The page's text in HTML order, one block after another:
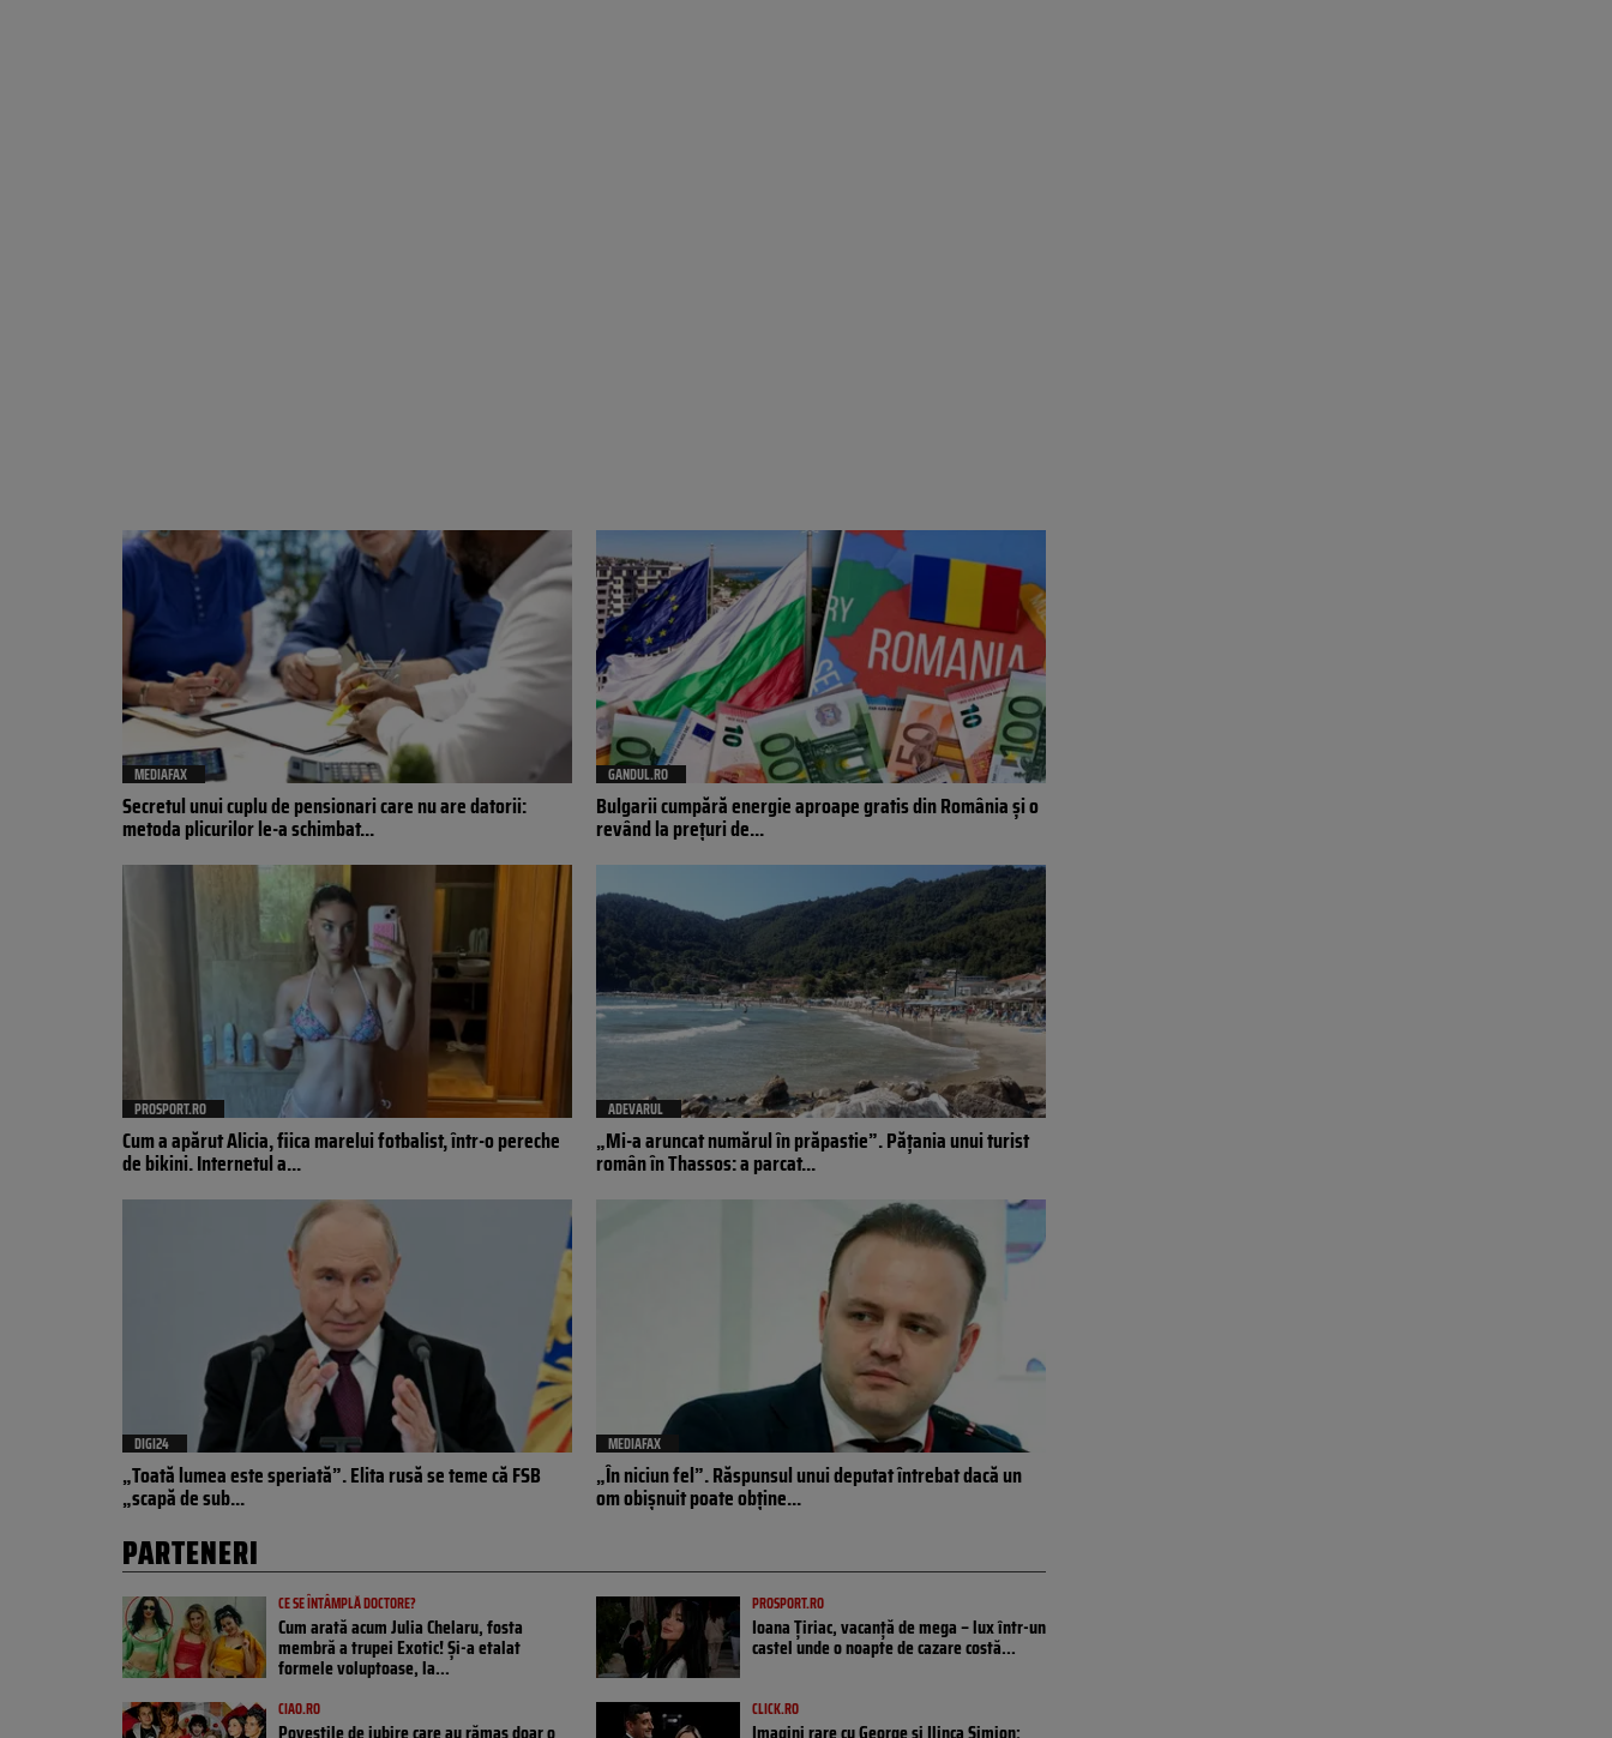
MEDIAFAX
Secretul unui cuplu de pensionari care nu are datorii:
metoda plicurilor le-a schimbat...
GANDUL.RO
Bulgarii cumpără energie aproape gratis din România și o
revând la prețuri de...
PROSPORT.RO
Cum a apărut Alicia, fiica marelui fotbalist, într-o pereche
de bikini. Internetul a...
ADEVARUL
„Mi-a aruncat numărul în prăpastie”. Pățania unui turist
român în Thassos: a parcat...
DIGI24
„Toată lumea este speriată”. Elita rusă se teme că FSB
„scapă de sub...
MEDIAFAX
„În niciun fel”. Răspunsul unui deputat întrebat dacă un
om obișnuit poate obține...
PARTENERI
CE SE ÎNTÂMPLĂ DOCTORE?
Cum arată acum Julia Chelaru, fosta
membră a trupei Exotic! Și-a etalat
formele voluptoase, la...
PROSPORT.RO
Ioana Țiriac, vacanță de mega – lux într-un
castel unde o noapte de cazare costă...
CIAO.RO CLICK.RO